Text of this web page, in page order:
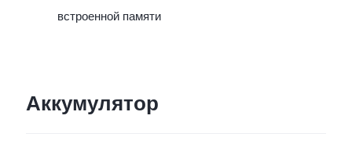
встроенной памяти
Аккумулятор